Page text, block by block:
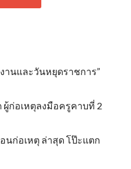
านและวันหยุดราชการ”
ผู้ก่อเหตุลงมือครูคาบที่ 2
นก่อเหตุ ล่าสุด โป๊ะแตก